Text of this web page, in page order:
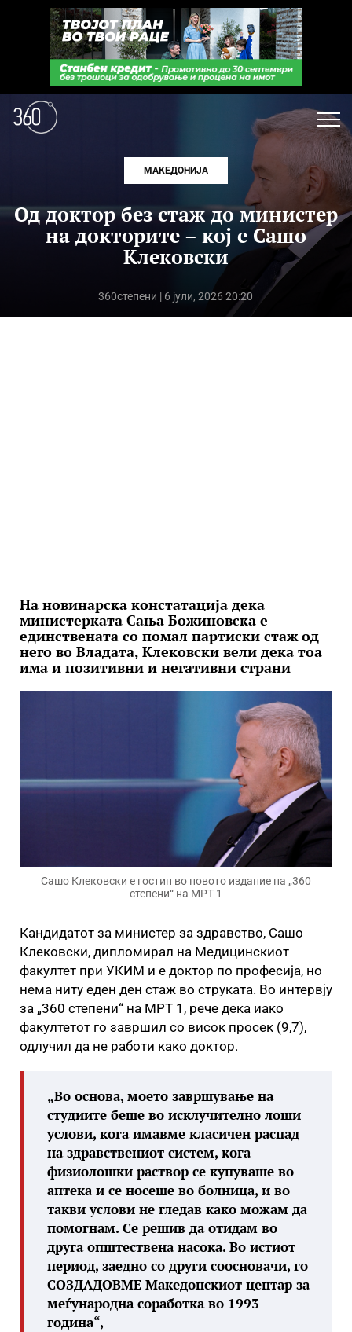
МАКЕДОНИЈА
Од доктор без стаж до министер
на докторите – кој е Сашо
Клековски
360степени | 6 јули, 2026 20:20
На новинарска констатација дека
министерката Сања Божиновска е
единствената со помал партиски стаж од
него во Владата, Клековски вели дека тоа
има и позитивни и негативни страни
Сашо Клековски е гостин во новото издание на „360
степени“ на МРТ 1
Кандидатот за министер за здравство, Сашо
Клековски, дипломирал на Медицинскиот
факултет при УКИМ и е доктор по професија, но
нема ниту еден ден стаж во струката. Во интервју
за „360 степени“ на МРТ 1, рече дека иако
факултетот го завршил со висок просек (9,7),
одлучил да не работи како доктор.
„Во основа, моето завршување на
студиите беше во исклучително лоши
услови, кога имавме класичен распад
на здравствениот систем, кога
физиолошки раствор се купуваше во
аптека и се носеше во болница, и во
такви услови не гледав како можам да
помогнам. Се решив да отидам во
друга општествена насока. Во истиот
период, заедно со други соосновачи, го
СОЗДАДОВМЕ Македонскиот центар за
меѓународна соработка во 1993
година“,